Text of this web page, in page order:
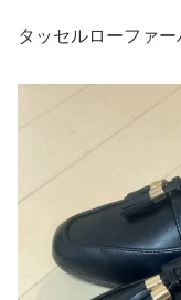
タッセルローファ